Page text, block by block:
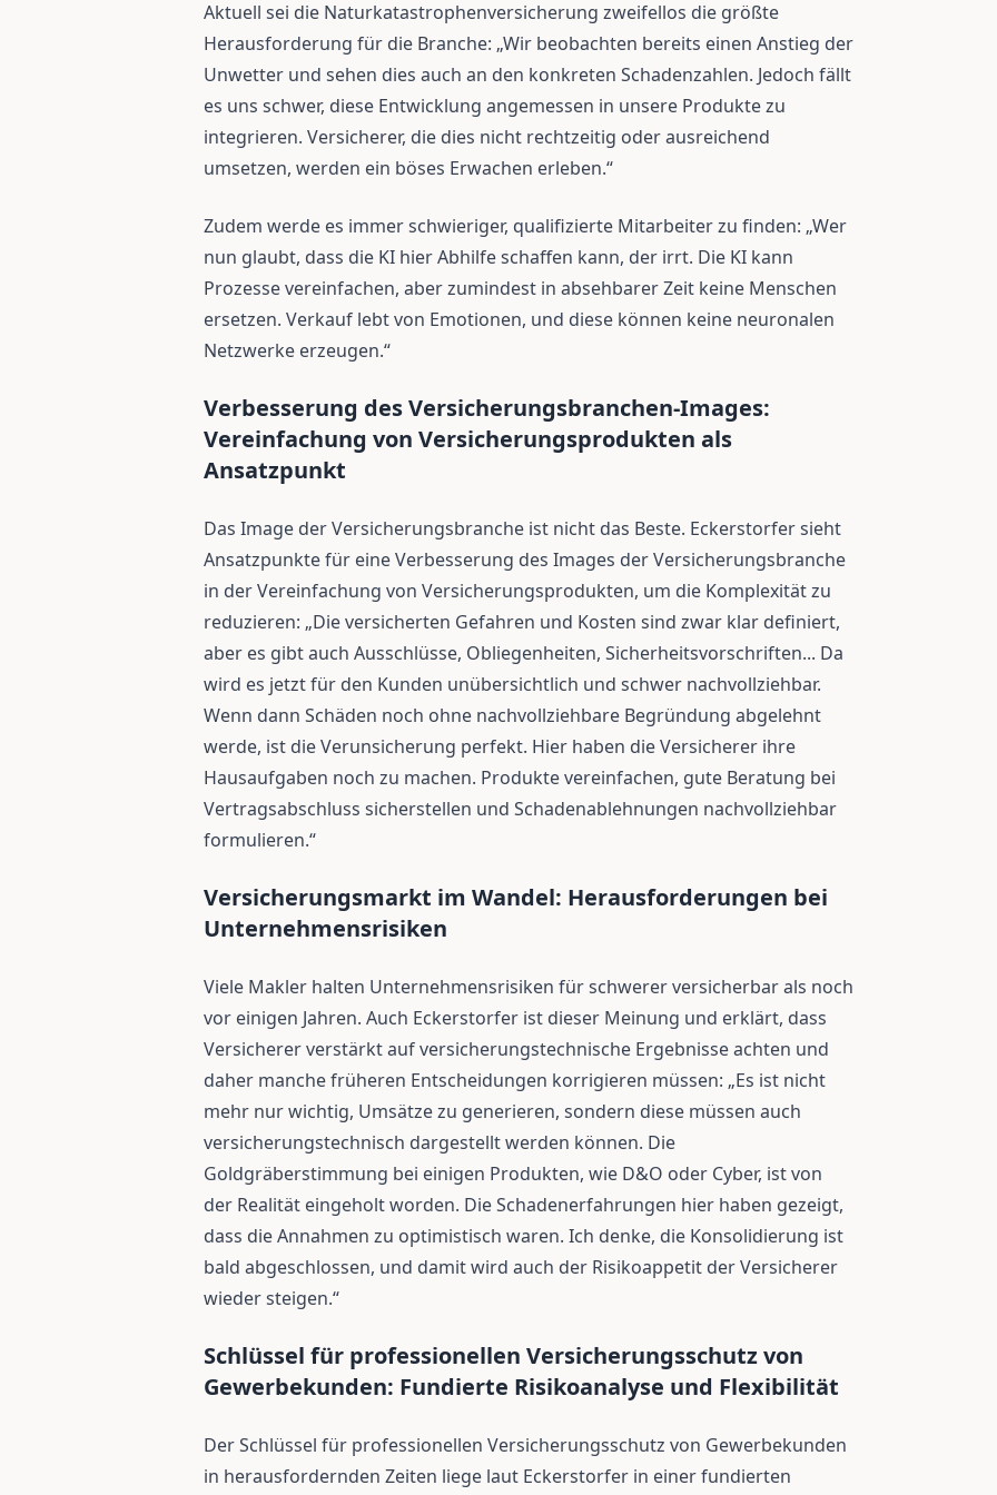
Aktuell sei die Naturkatastrophenversicherung zweifellos die größte
Herausforderung für die Branche: „Wir beobachten bereits einen Anstieg der
Unwetter und sehen dies auch an den konkreten Schadenzahlen. Jedoch fällt
es uns schwer, diese Entwicklung angemessen in unsere Produkte zu
integrieren. Versicherer, die dies nicht rechtzeitig oder ausreichend
umsetzen, werden ein böses Erwachen erleben.“
Zudem werde es immer schwieriger, qualifizierte Mitarbeiter zu finden: „Wer
nun glaubt, dass die KI hier Abhilfe schaffen kann, der irrt. Die KI kann
Prozesse vereinfachen, aber zumindest in absehbarer Zeit keine Menschen
ersetzen. Verkauf lebt von Emotionen, und diese können keine neuronalen
Netzwerke erzeugen.“
Verbesserung des Versicherungsbranchen-Images:
Vereinfachung von Versicherungsprodukten als
Ansatzpunkt
Das Image der Versicherungsbranche ist nicht das Beste. Eckerstorfer sieht
Ansatzpunkte für eine Verbesserung des Images der Versicherungsbranche
in der Vereinfachung von Versicherungsprodukten, um die Komplexität zu
reduzieren: „Die versicherten Gefahren und Kosten sind zwar klar definiert,
aber es gibt auch Ausschlüsse, Obliegenheiten, Sicherheitsvorschriften... Da
wird es jetzt für den Kunden unübersichtlich und schwer nachvollziehbar.
Wenn dann Schäden noch ohne nachvollziehbare Begründung abgelehnt
werde, ist die Verunsicherung perfekt. Hier haben die Versicherer ihre
Hausaufgaben noch zu machen. Produkte vereinfachen, gute Beratung bei
Vertragsabschluss sicherstellen und Schadenablehnungen nachvollziehbar
formulieren.“
Versicherungsmarkt im Wandel: Herausforderungen bei
Unternehmensrisiken
Viele Makler halten Unternehmensrisiken für schwerer versicherbar als noch
vor einigen Jahren. Auch Eckerstorfer ist dieser Meinung und erklärt, dass
Versicherer verstärkt auf versicherungstechnische Ergebnisse achten und
daher manche früheren Entscheidungen korrigieren müssen: „Es ist nicht
mehr nur wichtig, Umsätze zu generieren, sondern diese müssen auch
versicherungstechnisch dargestellt werden können. Die
Goldgräberstimmung bei einigen Produkten, wie D&O oder Cyber, ist von
der Realität eingeholt worden. Die Schadenerfahrungen hier haben gezeigt,
dass die Annahmen zu optimistisch waren. Ich denke, die Konsolidierung ist
bald abgeschlossen, und damit wird auch der Risikoappetit der Versicherer
wieder steigen.“
Schlüssel für professionellen Versicherungsschutz von
Gewerbekunden: Fundierte Risikoanalyse und Flexibilität
Der Schlüssel für professionellen Versicherungsschutz von Gewerbekunden
in herausfordernden Zeiten liege laut Eckerstorfer in einer fundierten